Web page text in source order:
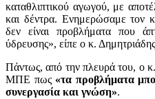
καταθλιπτικού αγωγού, με
και δέντρα. Ενημερώσαμε τον
δεν είναι προβλήματα που
ύδρευσης», είπε ο κ.
Πάντως, από την πλευρά του, ο
ΜΠΕ πως «τα προβλήματα
συνεργασία και γνώση».